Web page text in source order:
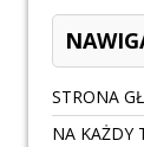
STRONA
NA KAŻDY